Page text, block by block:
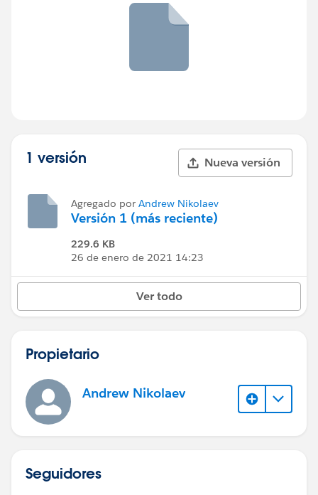
1 versión Nueva versión
Agregado por Andrew Nikolaev
Versión 1 (más reciente)
229.6 KB
26 de enero de 2021 14:23
Ver todo
Propietario
Andrew Nikolaev
Seguidores